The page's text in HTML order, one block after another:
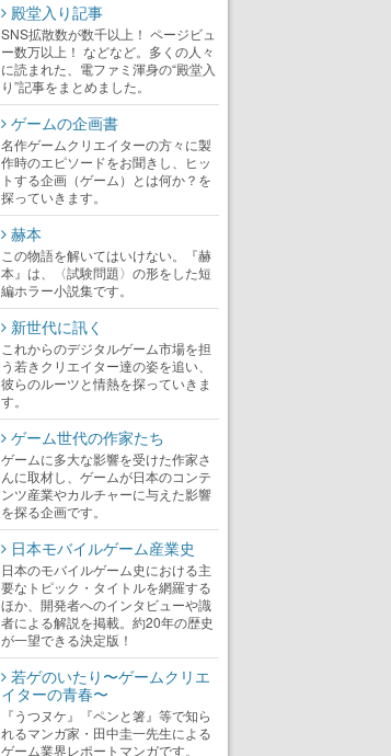
殿堂入り記事
SNS拡散数が数千以上！ ページビュ
ー数万以上！ などなど。多くの人々
に読まれた、電ファミ渾身の“殿堂入
り”記事をまとめました。
ゲームの企画書
名作ゲームクリエイターの方々に製
作時のエピソードをお聞きし、ヒッ
トする企画（ゲーム）とは何か？を
探っていきます。
赫本
この物語を解いてはいけない。『赫
本』は、〈試験問題〉の形をした短
編ホラー小説集です。
新世代に訊く
これからのデジタルゲーム市場を担
う若きクリエイター達の姿を追い、
彼らのルーツと情熱を探っていきま
す。
ゲーム世代の作家たち
ゲームに多大な影響を受けた作家さ
んに取材し、ゲームが日本のコンテ
ンツ産業やカルチャーに与えた影響
を探る企画です。
日本モバイルゲーム産業史
日本のモバイルゲーム史における主
要なトピック・タイトルを網羅する
ほか、開発者へのインタビューや識
者による解説を掲載。約20年の歴史
が一望できる決定版！
若ゲのいたり〜ゲームクリエ
イターの青春〜
『うつヌケ』『ペンと箸』等で知ら
れるマンガ家・田中圭一先生による
ゲーム業界レポートマンガです。